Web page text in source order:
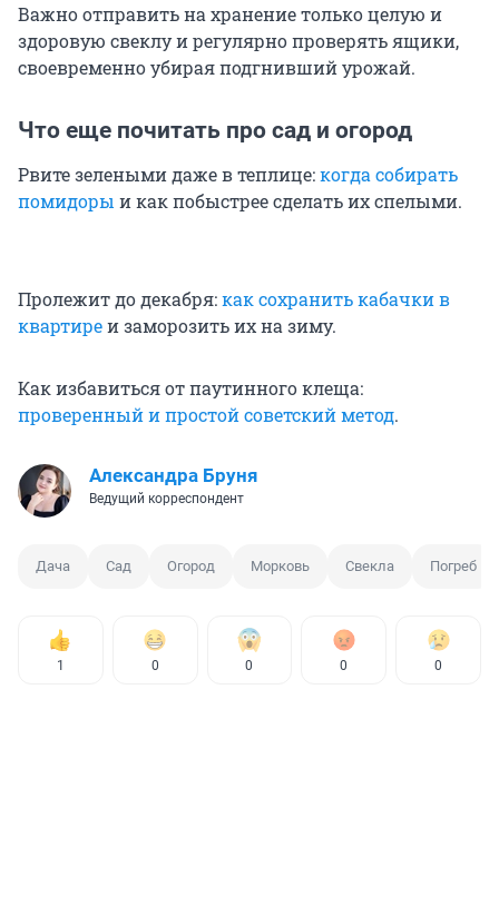
Важно отправить на хранение только целую и
здоровую свеклу и регулярно проверять ящики,
своевременно убирая подгнивший урожай.
Что еще почитать про сад и огород
Рвите зелеными даже в теплице:когда собирать
помидоры и как побыстрее сделать их спелыми.
Пролежит до декабря:как сохранить кабачки в
квартиреи заморозить их на зиму.
Как избавиться от паутинного клеща:
проверенный и простой советский метод.
Александра Бруня
Ведущий корреспондент
Дача Сад Огород Морковь Свекла Погреб
1 0 0 0 0